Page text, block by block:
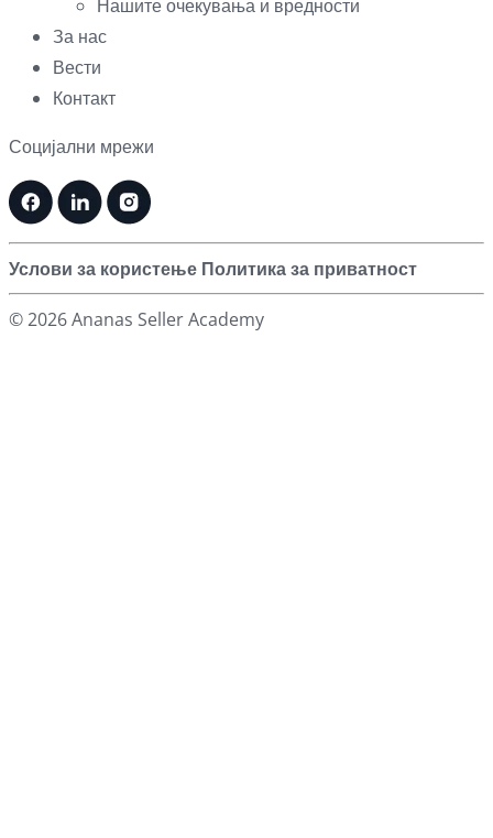
Нашите очекувања и вредности
За нас
Вести
Контакт
Социјални мрежи
Услови за користење Политика за приватност
© 2026 Ananas Seller Academy